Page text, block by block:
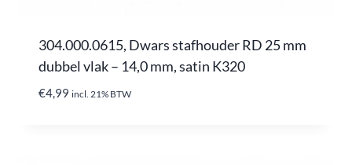
304.000.0615, Dwars stafhouder RD 25 mm
dubbel vlak – 14,0 mm, satin K320
€4,99 incl. 21% BTW